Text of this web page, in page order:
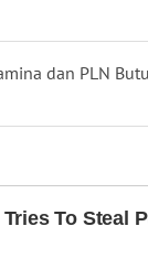
dan PLN